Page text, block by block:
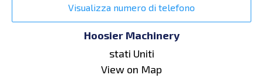
Visualizza numero di telefono
Hoosier Machinery
stati Uniti
View on Map